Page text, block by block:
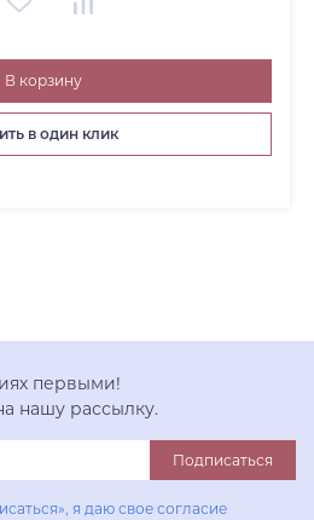
В корзину
в один клик
первыми!
нашу рассылку.
Подписаться
я даю свое согласие